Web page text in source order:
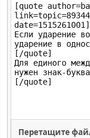
Перетащите